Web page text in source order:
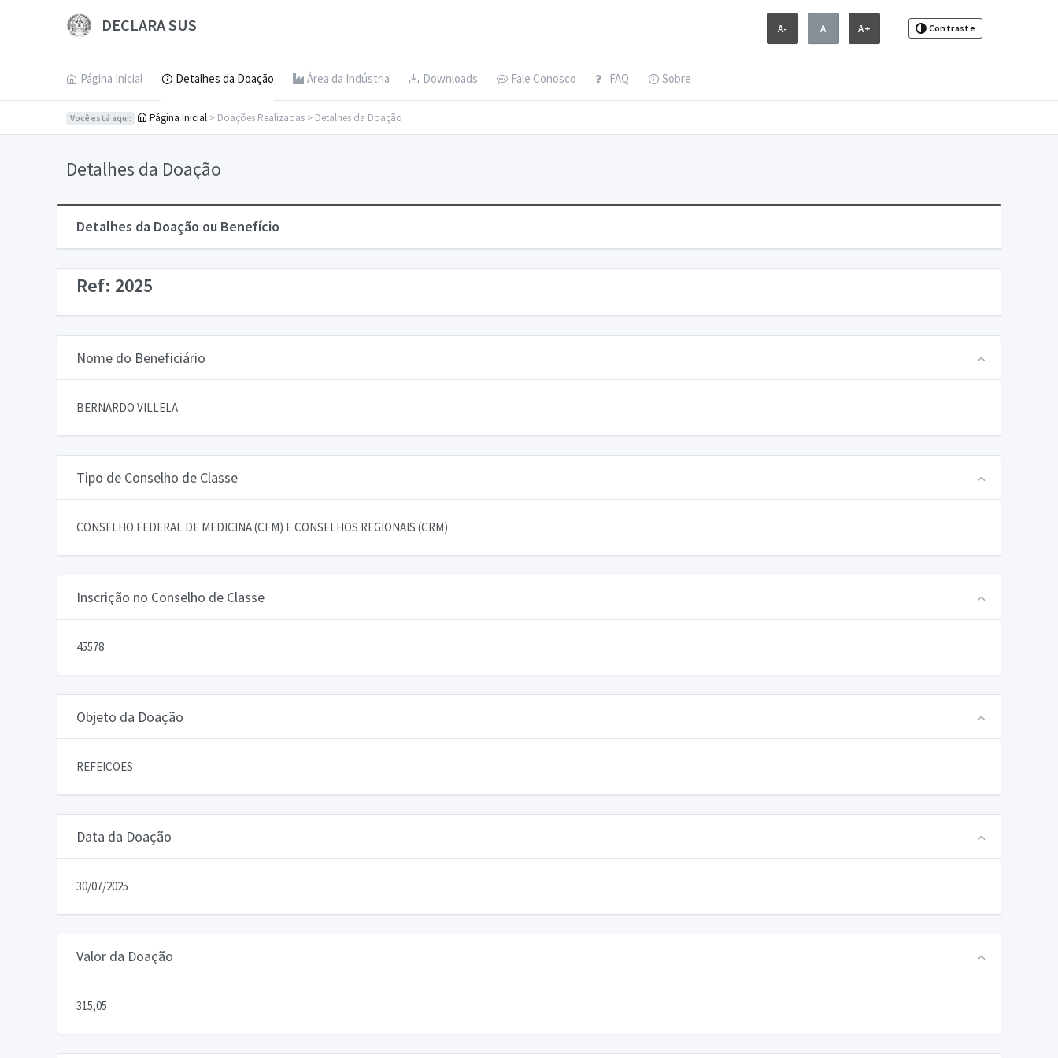
DECLARA SUS A- A A+ Contraste
Página Inicial Detalhes da Doação Área da Indústria Downloads Fale Conosco FAQ Sobre
Você está aqui: Página Inicial > Doações Realizadas > Detalhes da Doação
Detalhes da Doação
Detalhes da Doação ou Benefício
Ref: 2025
Nome do Beneficiário
BERNARDO VILLELA
Tipo de Conselho de Classe
CONSELHO FEDERAL DE MEDICINA (CFM) E CONSELHOS REGIONAIS (CRM)
Inscrição no Conselho de Classe
45578
Objeto da Doação
REFEICOES
Data da Doação
30/07/2025
Valor da Doação
315,05